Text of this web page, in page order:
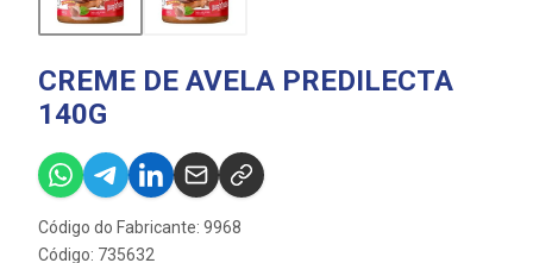
CREME DE AVELA PREDILECTA
140G
Código do Fabricante: 9968
Código: 735632